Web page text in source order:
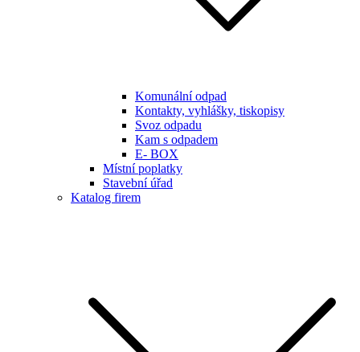
Komunální odpad
Kontakty, vyhlášky, tiskopisy
Svoz odpadu
Kam s odpadem
E- BOX
Místní poplatky
Stavební úřad
Katalog firem